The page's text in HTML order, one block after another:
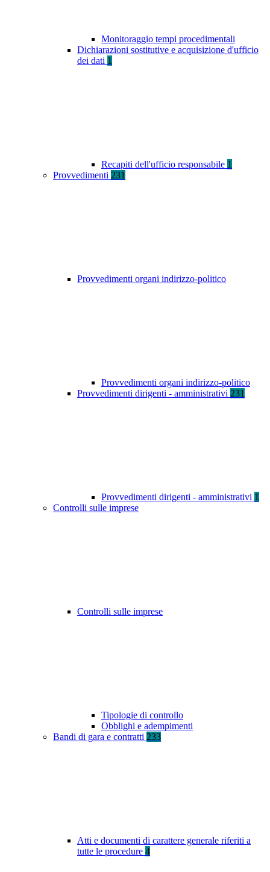
Monitoraggio tempi procedimentali
Dichiarazioni sostitutive e acquisizione d'ufficio
dei dati 1
Recapiti dell'ufficio responsabile 1
Provvedimenti 231
Provvedimenti organi indirizzo-politico
Provvedimenti organi indirizzo-politico
Provvedimenti dirigenti - amministrativi 231
Provvedimenti dirigenti - amministrativi 1
Controlli sulle imprese
Controlli sulle imprese
Tipologie di controllo
Obblighi e adempimenti
Bandi di gara e contratti 233
Atti e documenti di carattere generale riferiti a
tutte le procedure 4